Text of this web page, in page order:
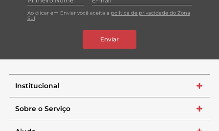
Ao clicar em Enviar você aceita a política de privacidade do Zona
Sul
Enviar
Institucional +
Sobre o Serviço +